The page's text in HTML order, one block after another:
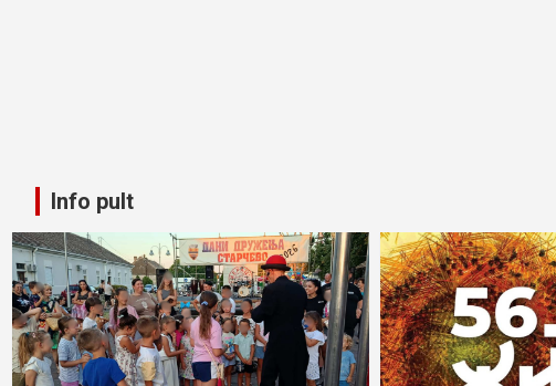
Info pult